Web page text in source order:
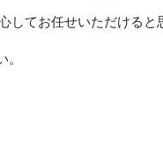
てお任せいただけると